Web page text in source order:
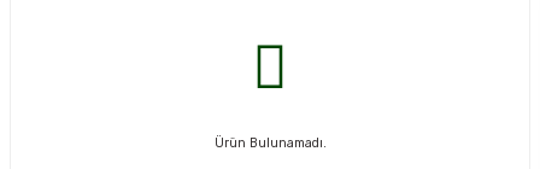
Ürün Bulunamadı.